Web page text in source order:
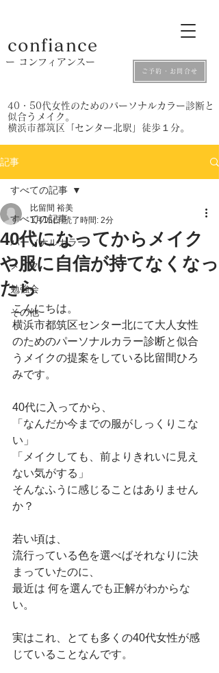
confiance
​ー コンフィアンスー
ご予約・お問合せ
​40・50代女性のためのパーソナルカラー診断と
似合うメイク。
​横浜市都筑区「センター北駅」徒歩１分。
記事
すべての記事
パーソナルカラー
メイク
勉強会
その他
すべての記事
40代になってからメイク
や服に自信が持てなくなっ
たら
比留間 裕美
1月15日 読了時間: 2分
こんにちは。
横浜市都筑区センター北にて大人女性
のためのパーソナルカラー診断と似合
うメイクの提案をしている比留間ひろ
みです。
40代に入ってから、
「なんだか今までの服がしっくりこな
い」
「メイクしても、前よりきれいに見え
ない気がする」
そんなふうに感じることはありません
か？
若い頃は、
流行っている色を選べばそれなりに決
まっていたのに、
最近は 何を選んでも正解がわからな
い。
実はこれ、とても多くの40代女性が感
じていることなんです。